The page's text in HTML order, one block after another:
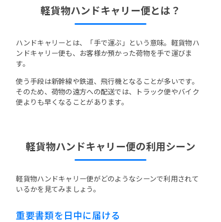
軽貨物ハンドキャリー便とは？
ハンドキャリーとは、「手で運ぶ」という意味。軽貨物ハ
ンドキャリー便も、お客様か預かった荷物を手で運びま
す。
使う手段は新幹線や鉄道、飛行機となることが多いです。
そのため、荷物の遠方への配送では、トラック便やバイク
便よりも早くなることがあります。
軽貨物ハンドキャリー便の利用シーン
軽貨物ハンドキャリー便がどのようなシーンで利用されて
いるかを見てみましょう。
重要書類を日中に届ける